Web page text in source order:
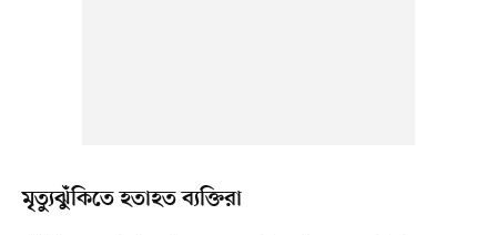
মৃত্যুঝুঁকিতে হতাহত ব্যক্তিরা